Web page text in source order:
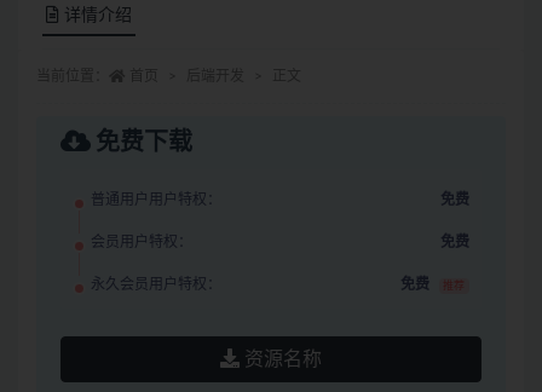
详情介绍
免费下载
普通用户用户特权： 免费
会员用户特权： 免费
永久会员用户特权： 免费 推荐
资源名称